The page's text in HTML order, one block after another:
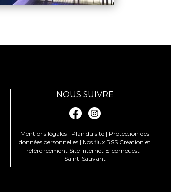
NOUS SUIVRE
Mentions légales | Plan du site | Protection des
données personnelles | Nos flux RSS Création et
référencement Site internet E-comouest -
Saint-Sauvant